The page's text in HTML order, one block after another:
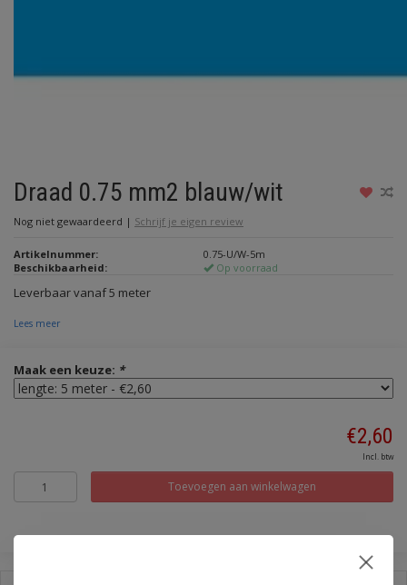
Draad 0.75 mm2 blauw/wit
Nog niet gewaardeerd | Schrijf je eigen review
Artikelnummer:
0.75-U/W-5m
Beschikbaarheid:
Op voorraad
Leverbaar vanaf 5 meter
Lees meer
Maak een keuze: *
€2,60
Incl. btw
Toevoegen aan winkelwagen